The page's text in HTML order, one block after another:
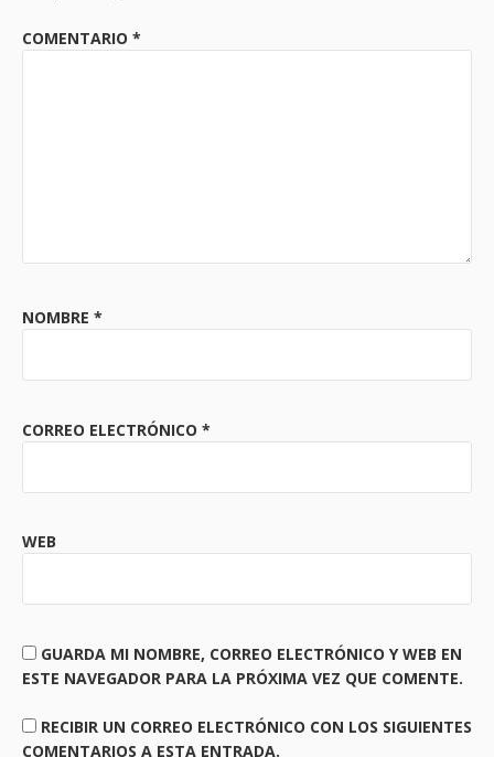
COMENTARIO *
NOMBRE *
CORREO ELECTRÓNICO *
WEB
GUARDA MI NOMBRE, CORREO ELECTRÓNICO Y WEB EN
ESTE NAVEGADOR PARA LA PRÓXIMA VEZ QUE COMENTE.
RECIBIR UN CORREO ELECTRÓNICO CON LOS SIGUIENTES
COMENTARIOS A ESTA ENTRADA.